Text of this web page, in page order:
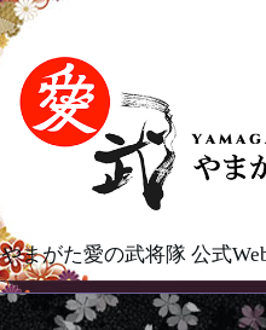
やまがた愛の武将隊 公式